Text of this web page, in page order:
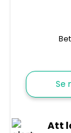
Utan UC
Svarer
Se
Att